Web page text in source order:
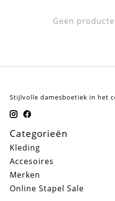
Geen
Stijlvolle damesboetiek in het
Categorieën
Kleding
Accesoires
Merken
Online Stapel Sale